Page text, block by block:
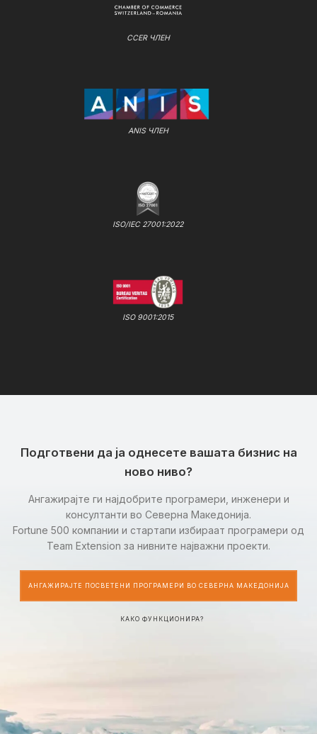
CCER ЧЛЕН
ANIS ЧЛЕН
ISO/IEC 27001:2022
ISO 9001:2015
Подготвени да ја однесете вашата бизнис на
ново ниво?
Ангажирајте ги најдобрите програмери, инженери и
консултанти во Северна Македонија.
Fortune 500 компании и стартапи избираат програмери од
Team Extension за нивните најважни проекти.
АНГАЖИРАЈТЕ ПОСВЕТЕНИ ПРОГРАМЕРИ ВО СЕВЕРНА МАКЕДОНИЈА
КАКО ФУНКЦИОНИРА?